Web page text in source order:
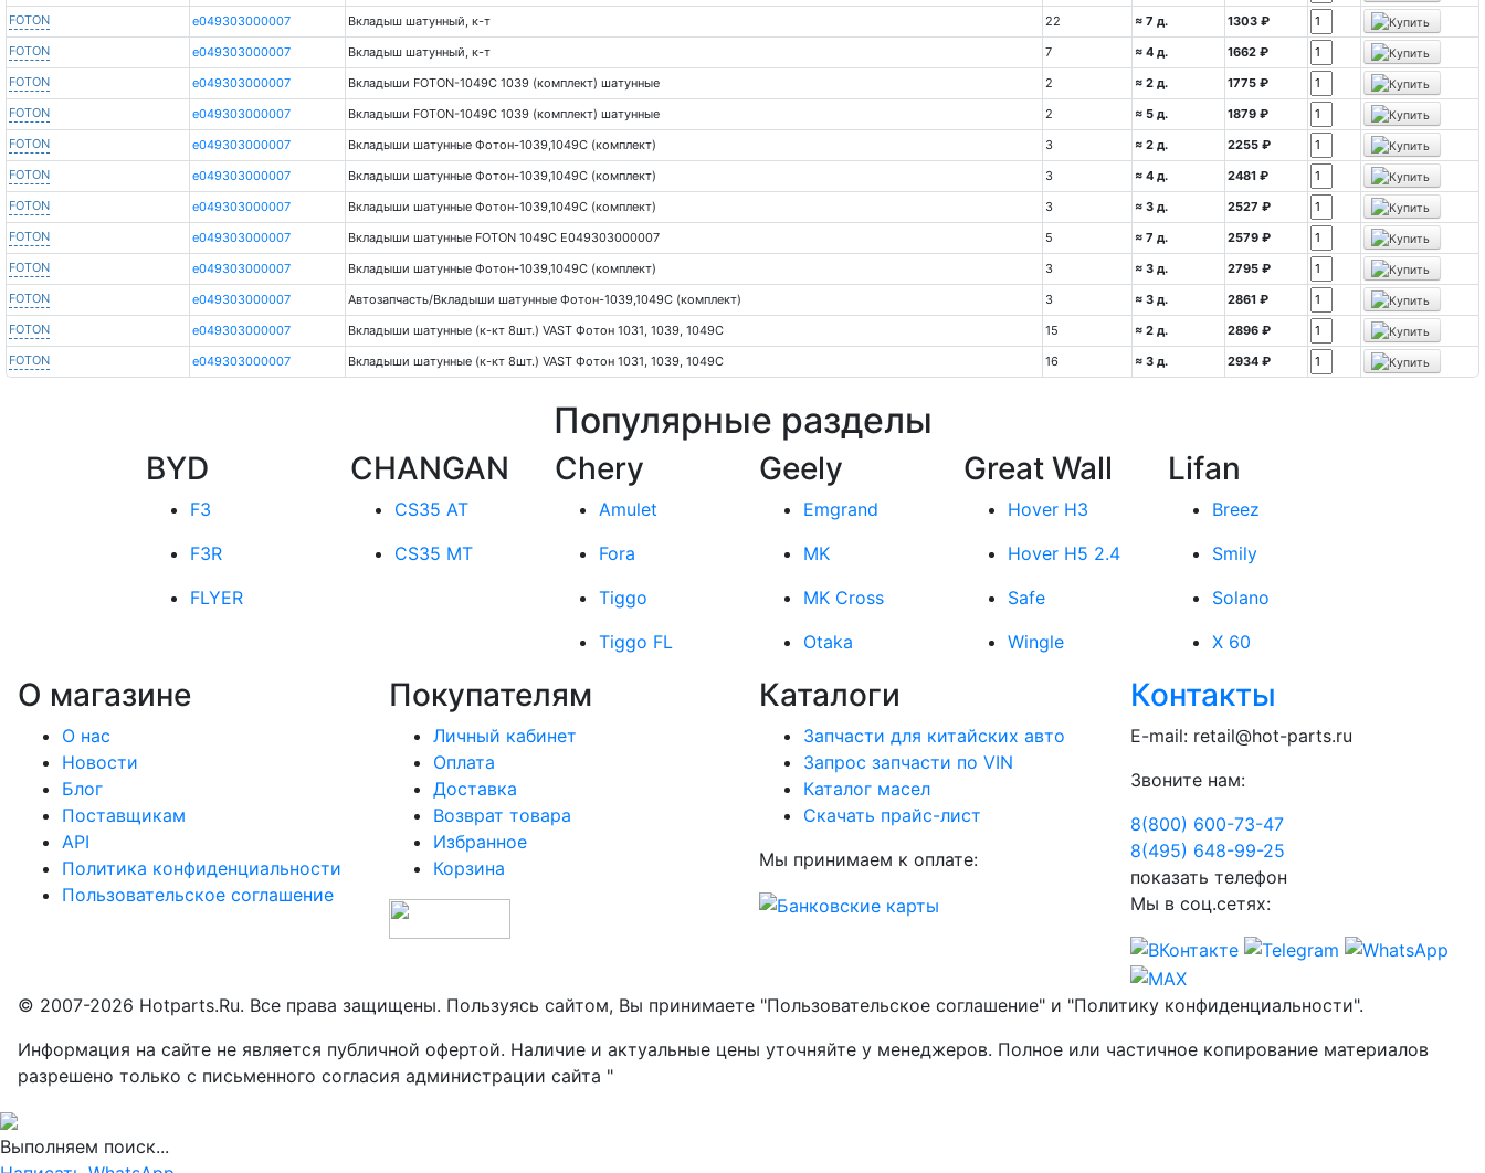
FOTON
e049303000007 Вкладыш шатунный, к-т 22 ≈ 7 д.
1303 ₽
FOTON
e049303000007 Вкладыш шатунный, к-т 7 ≈ 4 д.
1662 ₽
FOTON
e049303000007 Вкладыши FOTON-1049С 1039 (комплект) шатунные 2 ≈ 2 д.
1775 ₽
FOTON
e049303000007 Вкладыши FOTON-1049С 1039 (комплект) шатунные 2 ≈ 5 д.
1879 ₽
FOTON
e049303000007 Вкладыши шатунные Фотон-1039,1049С (комплект) 3 ≈ 2 д.
2255 ₽
FOTON
e049303000007 Вкладыши шатунные Фотон-1039,1049С (комплект) 3 ≈ 4 д.
2481 ₽
FOTON
e049303000007 Вкладыши шатунные Фотон-1039,1049С (комплект) 3 ≈ 3 д.
2527 ₽
FOTON
e049303000007 Вкладыши шатунные FOTON 1049С E049303000007 5 ≈ 7 д.
2579 ₽
FOTON
e049303000007 Вкладыши шатунные Фотон-1039,1049С (комплект) 3 ≈ 3 д.
2795 ₽
FOTON
e049303000007 Автозапчасть/Вкладыши шатунные Фотон-1039,1049С (комплект) 3 ≈ 3 д.
2861 ₽
FOTON
e049303000007 Вкладыши шатунные (к-кт 8шт.) VAST Фотон 1031, 1039, 1049C 15 ≈ 2 д.
2896 ₽
FOTON
e049303000007 Вкладыши шатунные (к-кт 8шт.) VAST Фотон 1031, 1039, 1049C 16 ≈ 3 д. 2934 ₽
Популярные разделы
BYD
F3
F3R
FLYER
CHANGAN
CS35 AT
CS35 MT
Chery
Amulet
Fora
Tiggo
Tiggo FL
Geely
Emgrand
MK
MK Cross
Otaka
Great Wall
Hover H3
Hover H5 2.4
Safe
Wingle
Lifan
Breez
Smily
Solano
X 60
О магазине
О нас
Новости
Блог
Поставщикам
API
Политика конфиденциальности
Пользовательское соглашение
Покупателям
Личный кабинет
Оплата
Доставка
Возврат товара
Избранное
Корзина
Каталоги
Запчасти для китайских авто
Запрос запчасти по VIN
Каталог масел
Скачать прайс-лист
Мы принимаем к оплате:
Контакты
E-mail: retail@hot-parts.ru
Звоните нам:
8(800) 600-73-47
8(495) 648-99-25
показать телефон
Мы в соц.сетях:
© 2007-2026 Hotparts.Ru. Все права защищены. Пользуясь сайтом, Вы принимаете "Пользовательское соглашение" и "Политику конфиденциальности".
Информация на сайте не является публичной офертой. Наличие и актуальные цены уточняйте у менеджеров. Полное или частичное копирование материалов
разрешено только с письменного согласия администрации сайта "
Выполняем поиск...